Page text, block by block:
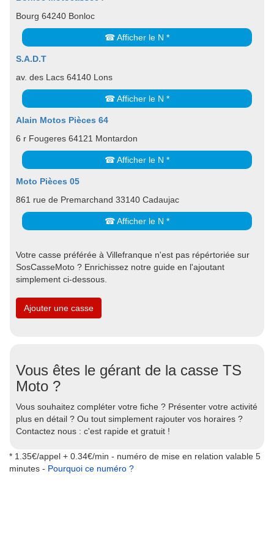
Bourg 64240 Bonloc
☎ Afficher le N *
S.A.D.T
av. des Lacs 64140 Lons
☎ Afficher le N *
Alain Motos Pièces 64
6 r Fougeres 64121 Montardon
☎ Afficher le N *
Moto Pièces 05
861 rue de Premarchand 33140 Cadaujac
☎ Afficher le N *
Votre casse préférée à Villefranque n'est pas répértoriée sur
SosCasseMoto ? Enrichissez notre guide en l'ajoutant
simplement ci-dessous.
Ajouter une casse
Vous êtes le gérant de la casse TS
Moto ?
Vous souhaitez compléter votre fiche ? Présenter votre activité
plus en détail ? Ou tout simplement rajouter vos horaires ?
Contactez nous : c'est rapide et gratuit !
* 1.35€/appel + 0.34€/min - numéro de mise en relation valable 5
minutes - Pourquoi ce numéro ?